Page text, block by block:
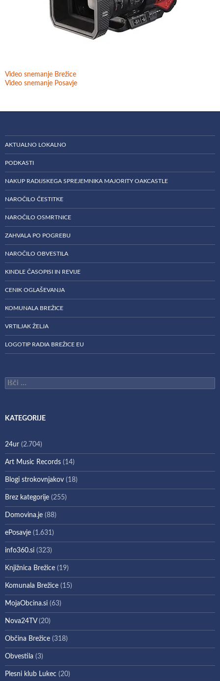
Video snemanje Brežice
Video snemanje Posavje
AKTUALNO LOKALNO
PODKASTI
NAKUP RADIJSKEGA SPREJEMNIKA MAJORITY OAKCASTLE
NAROČILO ČESTITKE
NAROČILO OSMRTNICE
ZAHVALA PO POGREBU
NAROČILO OBVESTILA
KINDLE ČASOPISI IN REVIJE
CENIK OGLAŠEVANJA
KOMUNALA BREŽICE
VRTILJAK ŽELJA
LOGOTIP RADIA BREŽICE EU
Išči:
KATEGORIJE
24ur (2.704)
Art Music Records (14)
Blogi strokovnjakov (18)
Brez kategorije (255)
Domovina.je (88)
ePosavje (1.631)
info360.si (323)
Knjižnica Brežice (19)
Komunala Brežice (15)
MojaObcina.si (63)
Nova24TV(20)
Občina Brežice (318)
Obvestila (3)
Plesni klub Lukec (20)